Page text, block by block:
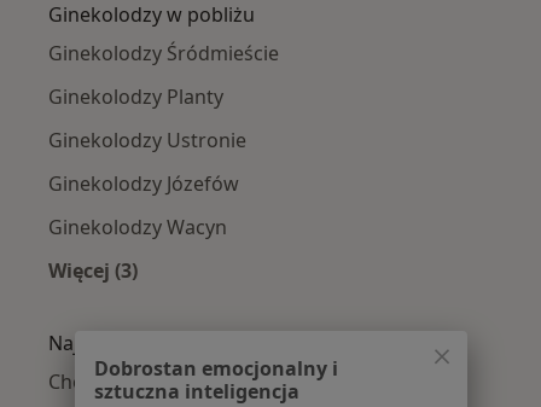
Ginekolodzy w pobliżu
Ginekolodzy Śródmieście
Ginekolodzy Planty
Ginekolodzy Ustronie
Ginekolodzy Józefów
Ginekolodzy Wacyn
Więcej (3)
Najczęście leczone choroby
Choroby ginekologiczne w Radomiu
Dobrostan emocjonalny i
sztuczna inteligencja